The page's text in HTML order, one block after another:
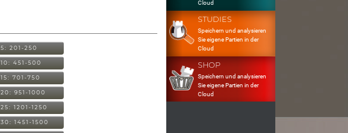
5: 201-250
10: 451-500
15: 701-750
20: 951-1000
25: 1201-1250
30: 1451-1500
Cloud
STUDIES
Speichern und analysieren
Sie eigene Partien in der
Cloud
SHOP
Speichern und analysieren
Sie eigene Partien in der
Cloud